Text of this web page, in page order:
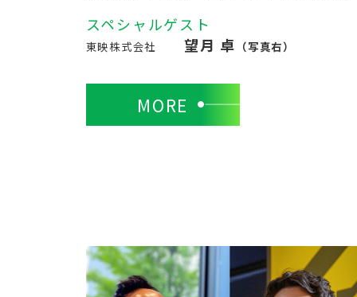
スペシャルゲスト
東映株式会社 望月 卓 （写真右）
MORE